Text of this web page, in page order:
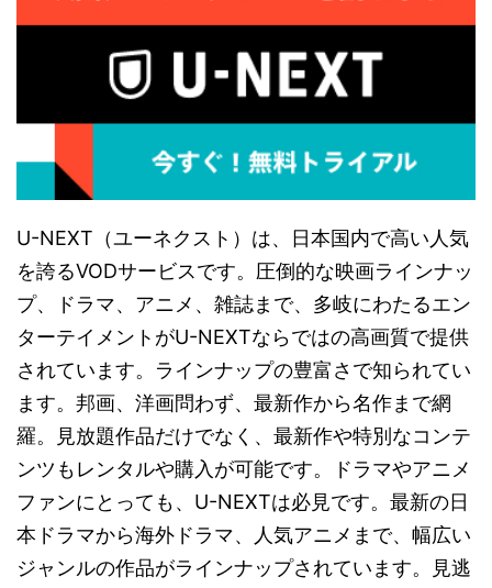
U-NEXT（ユーネクスト）は、日本国内で高い人気
を誇るVODサービスです。圧倒的な映画ラインナッ
プ、ドラマ、アニメ、雑誌まで、多岐にわたるエン
ターテイメントがU-NEXTならではの高画質で提供
されています。ラインナップの豊富さで知られてい
ます。邦画、洋画問わず、最新作から名作まで網
羅。見放題作品だけでなく、最新作や特別なコンテ
ンツもレンタルや購入が可能です。ドラマやアニメ
ファンにとっても、U-NEXTは必見です。最新の日
本ドラマから海外ドラマ、人気アニメまで、幅広い
ジャンルの作品がラインナップされています。見逃